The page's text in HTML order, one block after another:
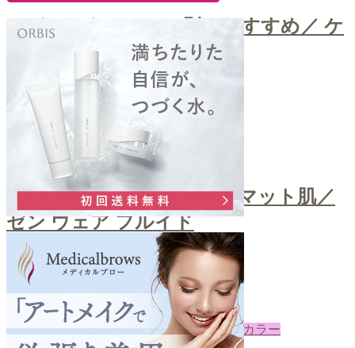
＼パーソナルカラー別のおすすめ／ ケ
イト リップモンスター
2022-08-15
ファンデ
＼自然な艶感！上品なセミマット肌／
ゼン ウェア フルイド
2022-08-12 あき
下地・コントロールカラー